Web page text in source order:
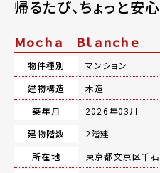
帰るたび、ちょっと安
Ｍｏｃｈａ Ｂｌａｎｃｈｅ
物件種別
マンション
建物構造
木造
築年月
2026年03月
建物階数
2階建
所在地
東京都文京区千